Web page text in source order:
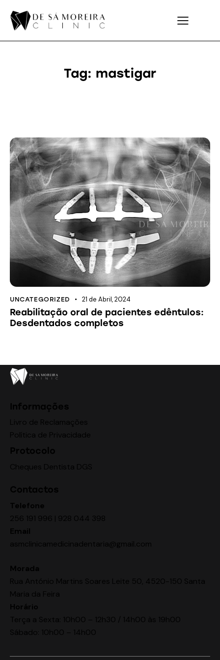
Tag: mastigar
UNCATEGORIZED 21 de Abril, 2024
Reabilitação oral de pacientes edêntulos:
Desdentados completos
Informações
Livro de Reclamações
Política de Privacidade
Protocolo
Cheques Dentista DGS
Contactos
Telefone
256 191 996 | 928 044 398
Email
asmclinicamedicinadentaria@gmail.com
Morada
Rua António Martins Soares Leite 50, 4520-150 Santa
Maria da Feira
Horário
Terça a Sexta: 10h00 – 12h30 / 14h00 às 19h00
Sábado: 10h00 – 14h00